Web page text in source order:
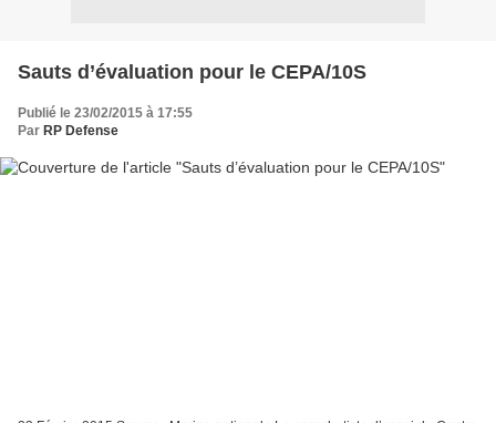
Sauts d’évaluation pour le CEPA/10S
Publié le 23/02/2015 à 17:55
Par RP Defense